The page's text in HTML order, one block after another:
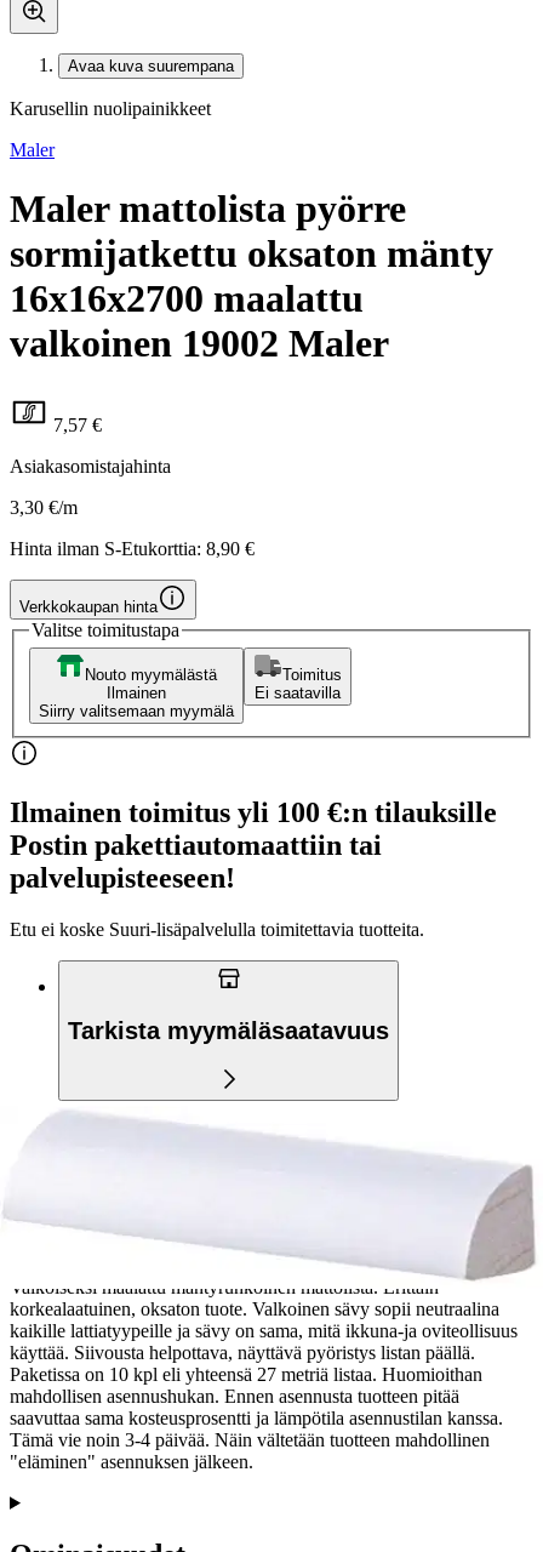
Avaa kuva suurempana
Karusellin nuolipainikkeet
Maler
Maler mattolista pyörre
sormijatkettu oksaton mänty
16x16x2700 maalattu
valkoinen 19002 Maler
7,57 €
Asiakasomistajahinta
3,30 €/m
Hinta ilman S-Etukorttia: 8,90 €
Verkkokaupan hinta
Valitse toimitustapa
Nouto myymälästä
Ilmainen
Siirry valitsemaan myymälä
Toimitus
Ei saatavilla
Ilmainen toimitus yli 100 €:n tilauksille
Postin pakettiautomaattiin tai
palvelupisteeseen!
Etu ei koske Suuri‑lisäpalvelulla toimitettavia tuotteita.
Tarkista myymäläsaatavuus
Valkoiseksi maalattu mäntyrunkoinen mattolista. Erittäin
korkealaatuinen, oksaton tuote. Valkoinen sävy sopii neutraalina
kaikille lattiatyypeille ja sävy on sama, mitä ikkuna-ja oviteollisuus
käyttää. Siivousta helpottava, näyttävä pyöristys listan päällä.
Paketissa on 10 kpl eli yhteensä 27 metriä listaa. Huomioithan
mahdollisen asennushukan. Ennen asennusta tuotteen pitää
saavuttaa sama kosteusprosentti ja lämpötila asennustilan kanssa.
Tämä vie noin 3-4 päivää. Näin vältetään tuotteen mahdollinen
"eläminen" asennuksen jälkeen.